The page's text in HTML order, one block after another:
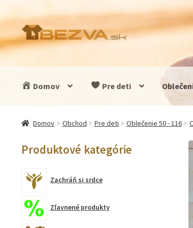
Preskočiť
na
navigáciu
Preskočiť
na
obsah
Domov Pre deti
Domov Obchod Pre deti Oblečenie 50 - 116
Produktové kategórie
Zachráň si srdce
Zľavnené produkty